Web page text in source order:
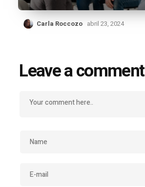
Carla Roccozo abril 23, 2024
Leave a comment